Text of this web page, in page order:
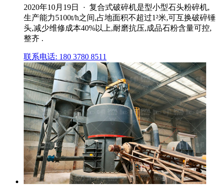
2020年10月19日 · 复合式破碎机是型小型石头粉碎机,
生产能力5100t/h之间,占地面积不超过1²米,可互换破碎锤
头,减少维修成本40%以上,耐磨抗压,成品石粉含量可控,
整齐 .
联系电话: 180 3780 8511